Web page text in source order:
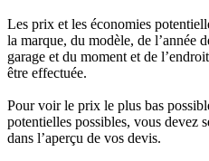
Les prix et les économies
la marque, du modèle, de l’année
garage et du moment et de
être effectuée.
Pour voir le prix le plus bas
potentielles possibles, vous devez
dans l’aperçu de vos devis.